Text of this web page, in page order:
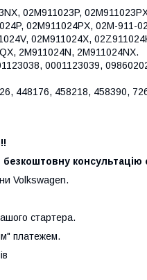
02M911023P,
02M911024PX, 02M-911-
02M911024X,
2M911024N, 2M911024NX.
0001123039,
448176, 458218, 458390,
консультацію
Volkswagen.
стартера.
платежем.